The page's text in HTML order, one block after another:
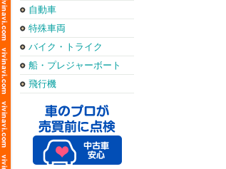
自動車
特殊車両
バイク・トライク
船・プレジャーボート
飛行機